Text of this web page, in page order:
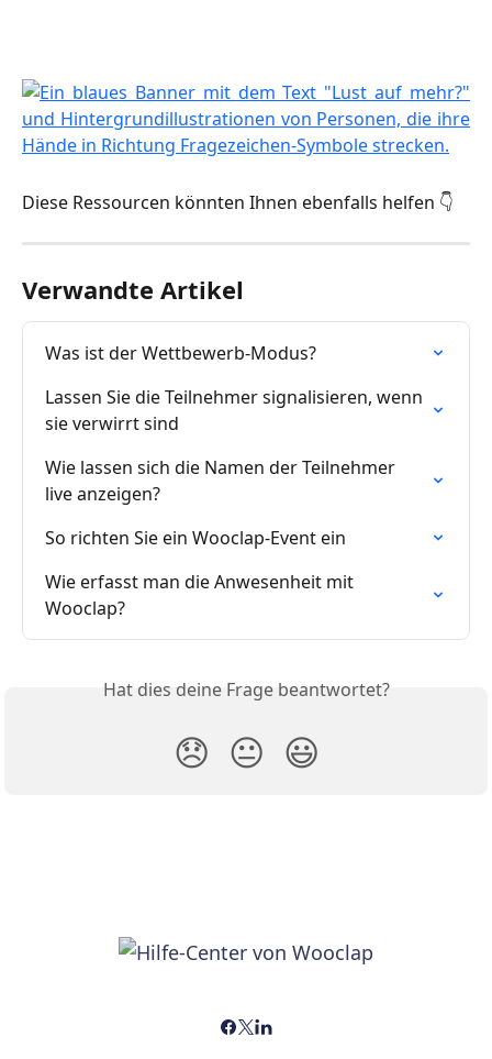
Diese Ressourcen könnten Ihnen ebenfalls helfen 👇
Verwandte Artikel
Was ist der Wettbewerb-Modus?
Lassen Sie die Teilnehmer signalisieren, wenn
sie verwirrt sind
Wie lassen sich die Namen der Teilnehmer
live anzeigen?
So richten Sie ein Wooclap-Event ein
Wie erfasst man die Anwesenheit mit
Wooclap?
Hat dies deine Frage beantwortet?
😞 😐 😃